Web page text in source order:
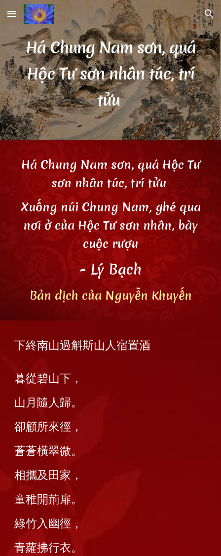
Skip to main content Skip to navigation
Há Chung Nam sơn, quá
Hộc Tư sơn nhân túc, trí
tửu
Há Chung Nam sơn, quá Hộc Tư
sơn nhân túc, trí tửu
Xuống núi Chung Nam, ghé qua
nơi ở của Hộc Tư sơn nhân, bày
cuộc rượu
- Lý Bạch
Bản dịch của Nguyễn Khuyến
下終南山過斛斯山人宿置酒
暮從碧山下，
山月隨人歸。
卻顧所來徑，
蒼蒼橫翠微。
相攜及田家，
童稚開荊扉。
綠竹入幽徑，
青蘿拂行衣。